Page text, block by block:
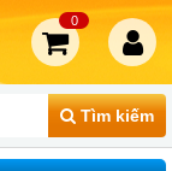
Tìm kiếm
0